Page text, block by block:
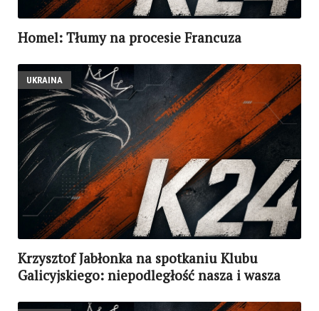
Homel: Tłumy na procesie Francuza
UKRAINA
Krzysztof Jabłonka na spotkaniu Klubu
Galicyjskiego: niepodległość nasza i wasza